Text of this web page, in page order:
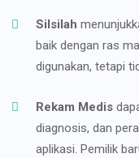
Silsilah
baik dengan ras
digunakan, tetapi
Rekam Medis
diagnosis, dan
aplikasi. Pemilik